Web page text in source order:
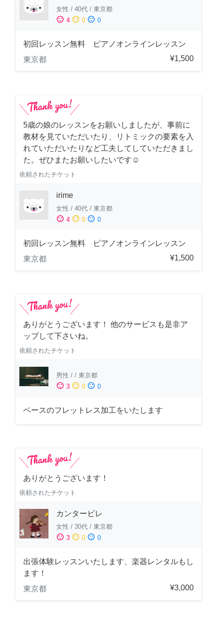
女性 / 40代 / 東京都
sentiment_satisfied 4 sentiment_neutral 0 sentiment_dissatisfied 0
初回レッスン無料 ピアノオンラインレッスン
東京都
¥1,500
5歳の娘のレッスンをお願いしましたが、事前に
教材を見ていただいたり、リトミックの要素を入
れていただいたりなど工夫してしていただきまし
た。ぜひまたお願いしたいです☺️
依頼されたチケット
irime
女性 / 40代 / 東京都
sentiment_satisfied 4 sentiment_neutral 0 sentiment_dissatisfied 0
初回レッスン無料 ピアノオンラインレッスン
東京都
¥1,500
ありがとうございます！ 他のサービスも是非ア
ップして下さいね。
依頼されたチケット
男性 / / 東京都
sentiment_satisfied 3 sentiment_neutral 0 sentiment_dissatisfied 0
ベースのフレットレス加工をいたします
ありがとうございます！
依頼されたチケット
カンタービレ
女性 / 30代 / 東京都
sentiment_satisfied 3 sentiment_neutral 0 sentiment_dissatisfied 0
出張体験レッスンいたします、楽器レンタルもし
ます！
東京都
¥3,000